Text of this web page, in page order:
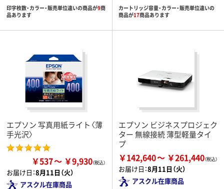
印字枚数・カラー・販売単位違いの商品が9商
品あります
カートリッジ容量・カラー・販売単位違いの
商品が17商品あります
エプソン 写真用紙ライト〈薄
手光沢〉
￥537 ￥9,930
お届け日：8月11日（火）
アスクル在庫商品
エプソン ビジネスプロジェク
ター 無線接続 薄型軽量タイ
プ
￥142,640 ￥261,440
お届け日：8月11日（火）
アスクル在庫商品